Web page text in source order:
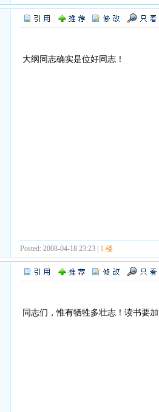
大纲同志确实是位好同志！
Posted: 2008-04-18 23:23 | 1 楼
同志们，惟有牺牲多壮志！读书要